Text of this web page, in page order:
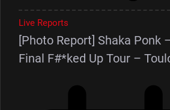
Live Reports
[Photo Report] Shaka Ponk
Final F#*ked Up Tour –